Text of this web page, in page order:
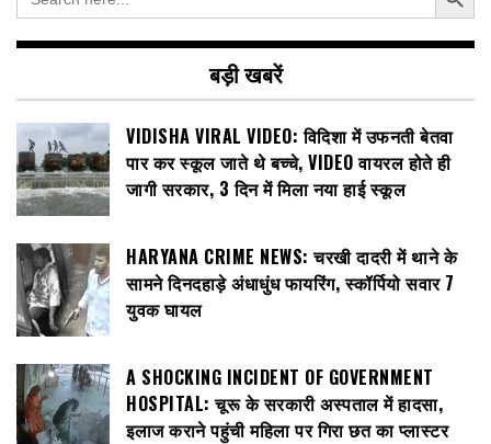
बड़ी खबरें
VIDISHA VIRAL VIDEO: विदिशा में उफनती बेतवा
पार कर स्कूल जाते थे बच्चे, VIDEO वायरल होते ही
जागी सरकार, 3 दिन में मिला नया हाई स्कूल
HARYANA CRIME NEWS: चरखी दादरी में थाने के
सामने दिनदहाड़े अंधाधुंध फायरिंग, स्कॉर्पियो सवार 7
युवक घायल
A SHOCKING INCIDENT OF GOVERNMENT
HOSPITAL: चूरू के सरकारी अस्पताल में हादसा,
इलाज कराने पहुंची महिला पर गिरा छत का प्लास्टर